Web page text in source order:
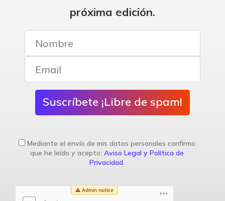
próxima edición.
Suscríbete ¡Libre de spam!
Mediante el envío de mis datos personales confirmo
que he leído y acepto: Aviso Legal y Política de
Privacidad.